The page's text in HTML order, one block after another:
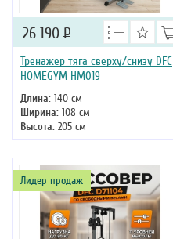
Тренажер тяга сверху/снизу DFC
HOMEGYM HM019
Длина: 140 см
Ширина: 108 см
Высота: 205 см
Вес:43 кг
26 190 Р
Лидер продаж